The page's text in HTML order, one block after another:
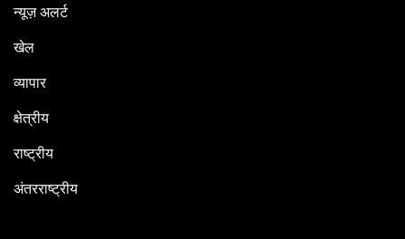
न्यूज़ अलर्ट
खेल
व्यापार
क्षेत्रीय
राष्ट्रीय
अंतरराष्ट्रीय